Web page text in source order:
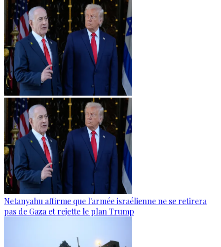
Netanyahu affirme que l'armée israélienne ne se retirera
pas de Gaza et rejette le plan Trump